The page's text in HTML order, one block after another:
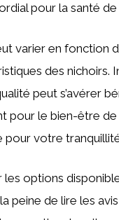
pour la santé
varier en fonction
des nichoirs.
peut s’avérer
pour le bien-être de
votre tranquillité
les options
peine de lire les